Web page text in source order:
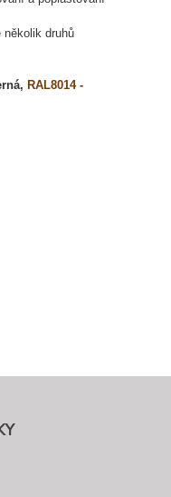
několik druhů
RAL8014 -